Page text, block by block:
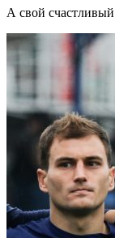
А свой